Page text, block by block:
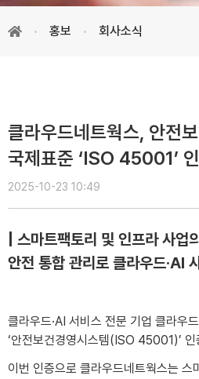
홍보 회사소식
클라우드네트웍스, 안전
국제표준 ‘ISO 45001’
2025-10-23 10:49
| 스마트팩토리 및 인프라 사업
안전 통합 관리로 클라우드·AI
클라우드·AI 서비스 전문 기업 클라우
‘안전보건경영시스템(ISO 45001)’ 인
이번 인증으로 클라우드네트웍스는 스